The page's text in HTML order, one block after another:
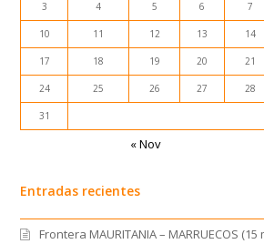
3 4 5 6 7
10 11 12 13 14
17 18 19 20 21
24 25 26 27 28
31
« Nov
Entradas recientes
Frontera MAURITANIA – MARRUECOS